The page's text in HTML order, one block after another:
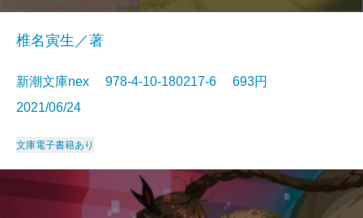
椎名寅生／著
新潮文庫nex 978-4-10-180217-6 693円
2021/06/24
文庫電子書籍あり